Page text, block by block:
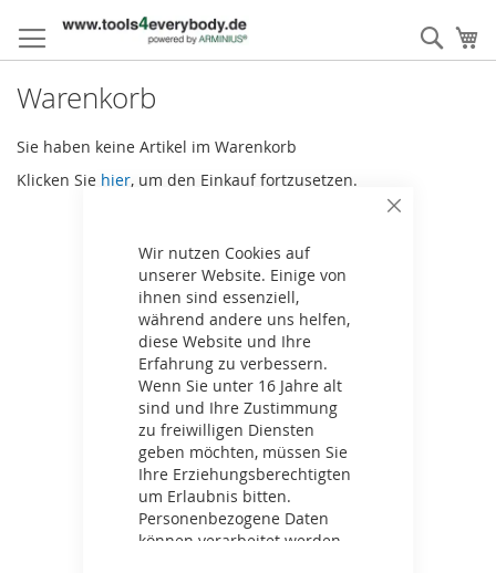
Schließen
Wir nutzen Cookies auf
unserer Website. Einige von
ihnen sind essenziell,
während andere uns helfen,
diese Website und Ihre
Erfahrung zu verbessern.
Wenn Sie unter 16 Jahre alt
sind und Ihre Zustimmung
zu freiwilligen Diensten
geben möchten, müssen Sie
Ihre Erziehungsberechtigten
um Erlaubnis bitten.
Personenbezogene Daten
können verarbeitet werden
zum
Inhalt
Warenkorb
Sie haben keine Artikel im Warenkorb
Klicken Sie hier, um den Einkauf fortzusetzen.